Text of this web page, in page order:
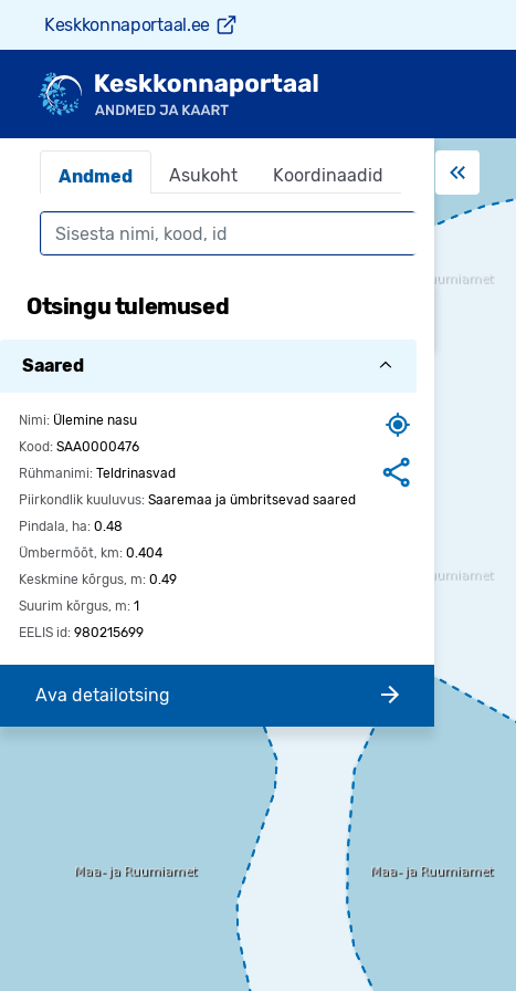
Keskkonnaportaal.ee
Andmed Asukoht Koordinaadid
Otsing
Otsing leiab objektid keskkonnaandmestikest,
kuvatakse igast andmestikust 5 kirjet
Otsingu tulemused
Saared
Nimi: Ülemine nasu
Kood: SAA0000476
Rühmanimi: Teldrinasvad
Piirkondlik kuuluvus: Saaremaa ja ümbritsevad saared
Pindala, ha: 0.48
Ümbermõõt, km: 0.404
Keskmine kõrgus, m: 0.49
Suurim kõrgus, m: 1
EELIS id: 980215699
Ava detailotsing